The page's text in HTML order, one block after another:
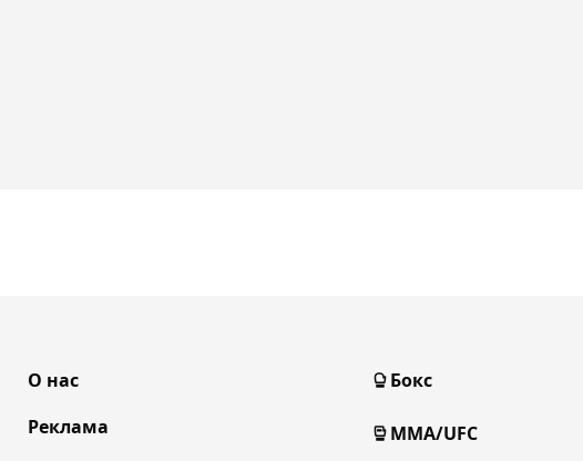
О нас
Реклама
Бокс
MMA/UFC